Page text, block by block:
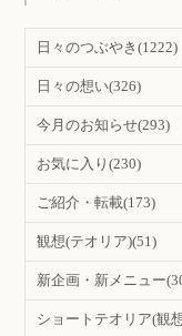
日々のつぶやき(1222)
日々の想い(326)
今月のお知らせ(293)
お気に入り(230)
ご紹介・転載(173)
観想(テオリア)(51)
新企画・新メニュー
ショートテオリア(観